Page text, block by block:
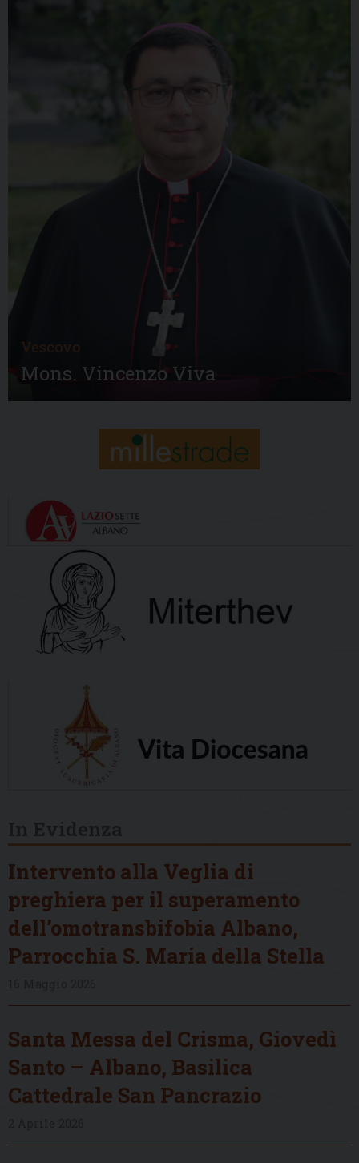
Vescovo
Mons. Vincenzo Viva
Intervento alla Veglia di
preghiera per il superamento
dell’omotransbifobia Albano,
Parrocchia S. Maria della Stella
Santa Messa del Crisma, Giovedì
Santo – Albano, Basilica
Cattedrale San Pancrazio